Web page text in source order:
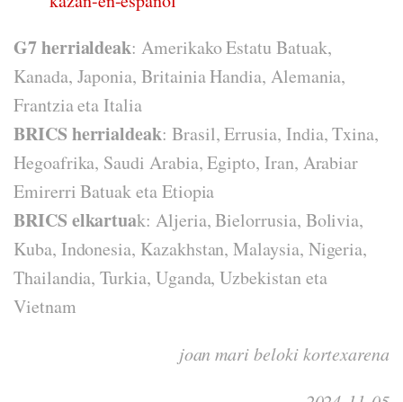
G7 herrialdeak: Amerikako Estatu Batuak,
Kanada, Japonia, Britainia Handia, Alemania,
Frantzia eta Italia
BRICS herrialdeak: Brasil, Errusia, India, Txina,
Hegoafrika, Saudi Arabia, Egipto, Iran, Arabiar
Emirerri Batuak eta Etiopia
BRICS elkartuak: Aljeria, Bielorrusia, Bolivia,
Kuba, Indonesia, Kazakhstan, Malaysia, Nigeria,
Thailandia, Turkia, Uganda, Uzbekistan eta
Vietnam
joan mari beloki kortexarena